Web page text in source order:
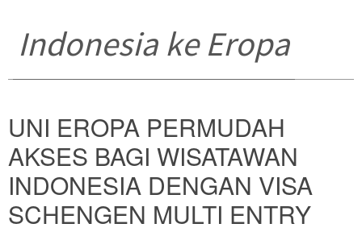
Indonesia ke Eropa
UNI EROPA PERMUDAH
AKSES BAGI WISATAWAN
INDONESIA DENGAN VISA
SCHENGEN MULTI ENTRY